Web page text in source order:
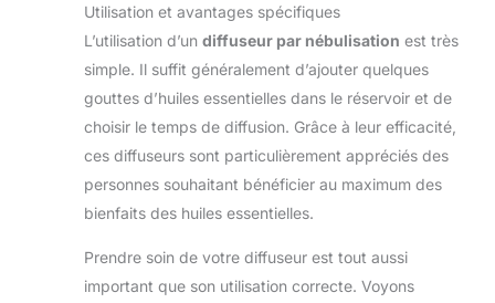
Utilisation et avantages spécifiques
L’utilisation d’un diffuseur par nébulisation est très
simple. Il suffit généralement d’ajouter quelques
gouttes d’huiles essentielles dans le réservoir et de
choisir le temps de diffusion. Grâce à leur efficacité,
ces diffuseurs sont particulièrement appréciés des
personnes souhaitant bénéficier au maximum des
bienfaits des huiles essentielles.
Prendre soin de votre diffuseur est tout aussi
important que son utilisation correcte. Voyons